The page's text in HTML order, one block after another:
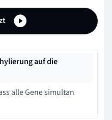
auf die
alle Gene simultan